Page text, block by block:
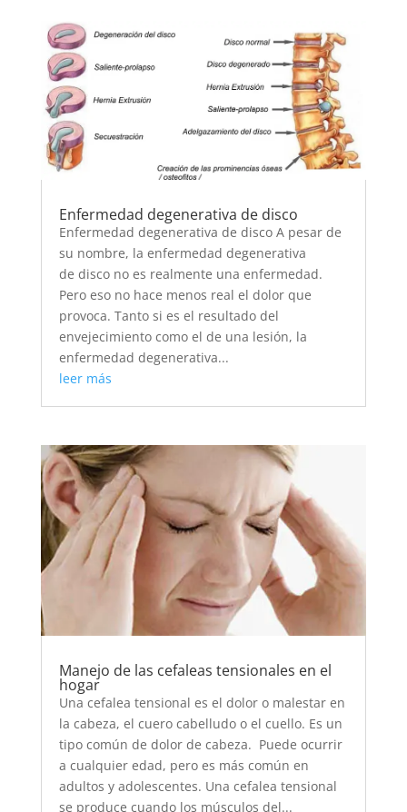
Enfermedad degenerativa de disco
Enfermedad degenerativa de disco A pesar de
su nombre, la enfermedad degenerativa
de disco no es realmente una enfermedad.
Pero eso no hace menos real el dolor que
provoca. Tanto si es el resultado del
envejecimiento como el de una lesión, la
enfermedad degenerativa...
leer más
Manejo de las cefaleas tensionales en el
hogar
Una cefalea tensional es el dolor o malestar en
la cabeza, el cuero cabelludo o el cuello. Es un
tipo común de dolor de cabeza. Puede ocurrir
a cualquier edad, pero es más común en
adultos y adolescentes. Una cefalea tensional
se produce cuando los músculos del...